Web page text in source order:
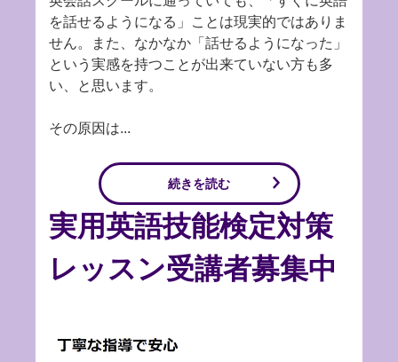
を話せるようになる」ことは現実的ではありま
せん。また、なかなか「話せるようになった」
という実感を持つことが出来ていない方も多
い、と思います。
その原因は...
続きを読む
実用英語技能検定対策
レッスン受講者募集中